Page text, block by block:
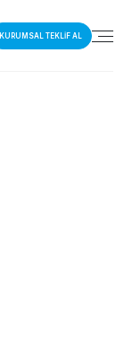
KURUMSAL TEKLİF AL